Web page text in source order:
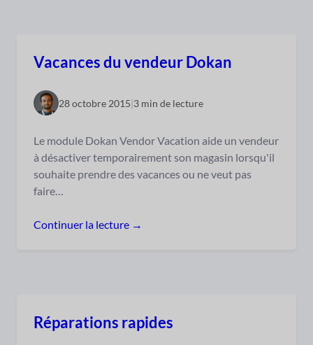
Vacances du vendeur Dokan
28 octobre 2015|3 min de lecture
Le module Dokan Vendor Vacation aide un vendeur
à désactiver temporairement son magasin lorsqu'il
souhaite prendre des vacances ou ne veut pas
faire…
Continuer la lecture →
Réparations rapides